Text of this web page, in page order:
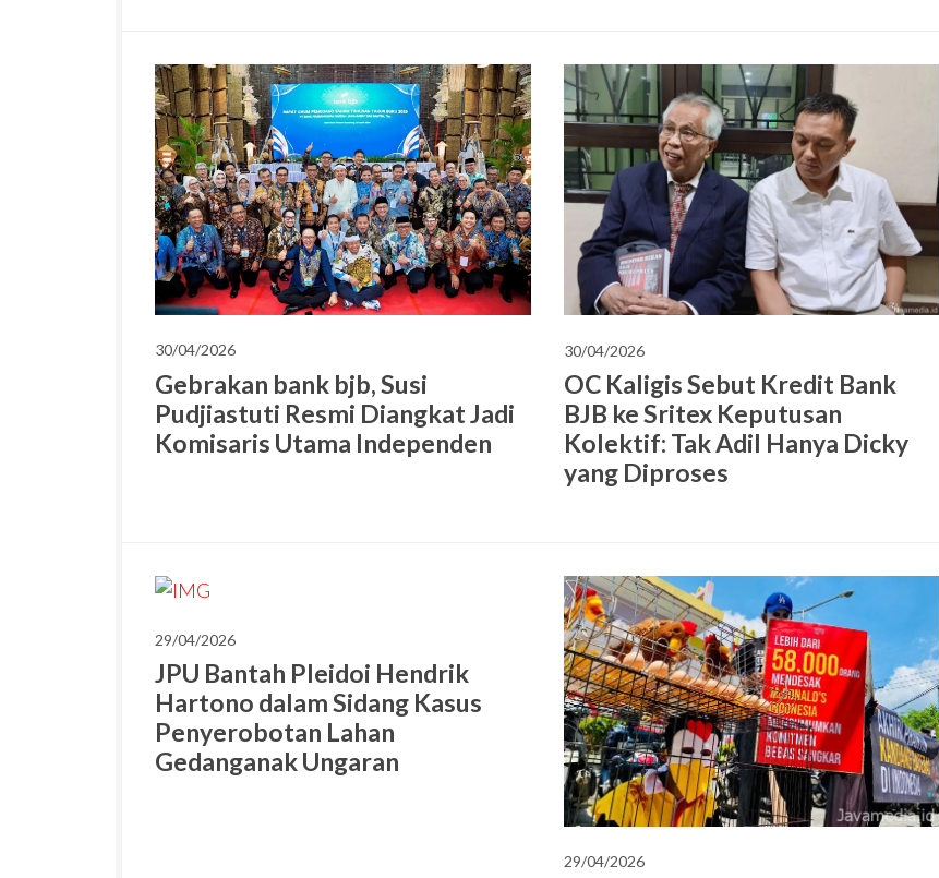
30/04/2026
Gebrakan bank bjb, Susi
Pudjiastuti Resmi Diangkat Jadi
Komisaris Utama Independen
30/04/2026
OC Kaligis Sebut Kredit Bank
BJB ke Sritex Keputusan
Kolektif: Tak Adil Hanya Dicky
yang Diproses
29/04/2026
JPU Bantah Pleidoi Hendrik
Hartono dalam Sidang Kasus
Penyerobotan Lahan
Gedanganak Ungaran
29/04/2026